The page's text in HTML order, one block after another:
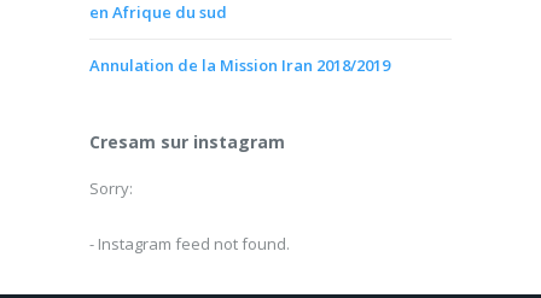
en Afrique du sud
Annulation de la Mission Iran 2018/2019
Cresam sur instagram
Sorry:
- Instagram feed not found.